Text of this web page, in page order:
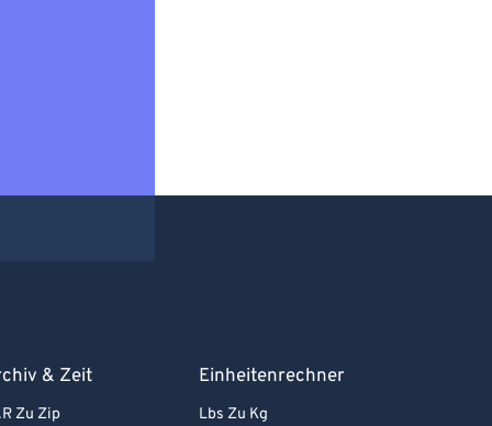
& Zeit
Zu Zip
Einheitenrechner
Lbs Zu Kg